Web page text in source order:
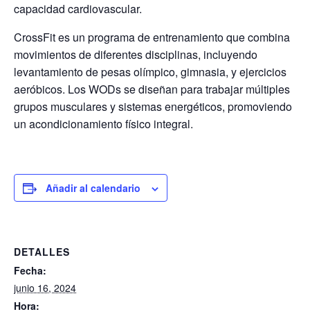
capacidad cardiovascular.
CrossFit es un programa de entrenamiento que combina
movimientos de diferentes disciplinas, incluyendo
levantamiento de pesas olímpico, gimnasia, y ejercicios
aeróbicos. Los WODs se diseñan para trabajar múltiples
grupos musculares y sistemas energéticos, promoviendo
un acondicionamiento físico integral.
Añadir al calendario
DETALLES
Fecha:
junio 16, 2024
Hora: